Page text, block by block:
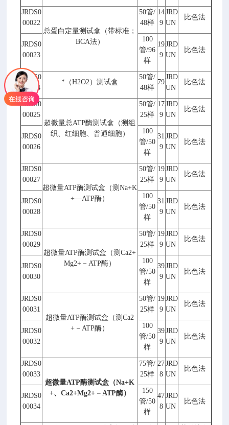
JRDS0
00022
总蛋白定量测试盒（带标准；
BCA法）
50管/
48样
14
9
JRD
UN
比色法
JRDS0
00023
100
管/96
样
19
9
JRD
UN
比色法
JRDS0
00024
*（H2O2）测试盒
50管/
48样
79
JRD
UN
比色法
JRDS0
00025
超微量总ATP酶测试盒（测组
织、红细胞、普通细胞）
50管/
25样
17
9
JRD
UN
比色法
JRDS0
00026
100
管/50
样
31
9
JRD
UN
比色法
JRDS0
00027
超微量ATP酶测试盒（测Na+K
+—ATP酶）
50管/
25样
19
9
JRD
UN
比色法
JRDS0
00028
100
管/50
样
31
9
JRD
UN
比色法
JRDS0
00029
超微量ATP酶测试盒（测Ca2+
Mg2+ －ATP酶）
50管/
25样
19
9
JRD
UN
比色法
JRDS0
00030
100
管/50
样
39
9
JRD
UN
比色法
JRDS0
00031
超微量ATP酶测试盒（测Ca2
+ －ATP酶）
50管/
25样
19
9
JRD
UN
比色法
JRDS0
00032
100
管/50
样
39
9
JRD
UN
比色法
JRDS0
00033
超微量ATP酶测试盒（Na+K
+、 Ca2+Mg2+－ ATP酶）
75管/
25样
27
8
JRD
UN
比色法
JRDS0
00034
150
管/50
样
47
8
JRD
UN
比色法